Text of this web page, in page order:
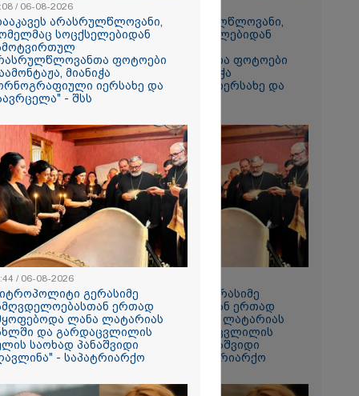
მიდის" -
მზის
ახალ
რომ
- კურიერის
და ჩაშლილი
მლნ მოიგო,
ნაგავში
ის
ნაგვის
"დააკავეს არასრულწლოვანი,
რომელმაც სოცქსელებიდან
არასრულწლოვანთა ფოტოები
დაამონტაჟა, მიანიჭა
პორნოგრაფიული იერსახე და
"მიტროპოლიტი გერასიმე
სამღვდელოებასთან ერთად
იმყოფებოდა ლანა ლატარიას
სახლში და გარდაცვლილის
სულის საოხად პანაშვიდი
აღავლინა" - საპატრიარქო
/ 06-08-2026
არასრულწლოვანი,
სოცქსელებიდან
ფოტოები
მიანიჭა
იერსახე და
- შსს
/ 06-08-2026
გერასიმე
ერთად
ლანა ლატარიას
და გარდაცვლილის
საოხად პანაშვიდი
- საპატრიარქო